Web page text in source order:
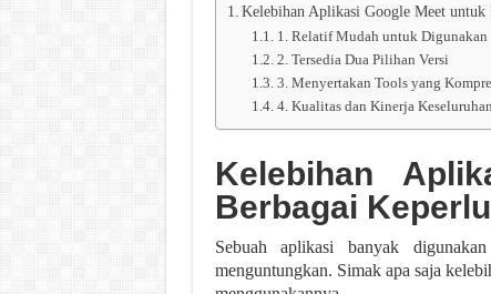
Kelebihan Aplikasi Google Meet
1. Relatif Mudah untuk Digunakan
2. Tersedia Dua Pilihan Versi
3. Menyertakan Tools yang
4. Kualitas dan Kinerja
Kelebihan
Berbagai
Sebuah aplikasi banyak
menguntungkan. Simak apa saja